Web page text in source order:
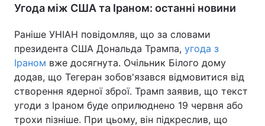
Угода між США та Іраном: останні новини
Раніше УНІАН повідомляв, що за словами
президента США Дональда Трампа, угода з
Іраном вже досягнута. Очільник Білого дому
додав, що Тегеран зобов'язався відмовитися від
створення ядерної зброї. Трамп заявив, що текст
угоди з Іраном буде оприлюднено 19 червня або
трохи пізніше. При цьому, він підкреслив, що